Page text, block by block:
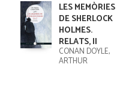
LES MEMÒRIES
DE SHERLOCK
HOLMES.
RELATS, II
CONAN DOYLE,
ARTHUR